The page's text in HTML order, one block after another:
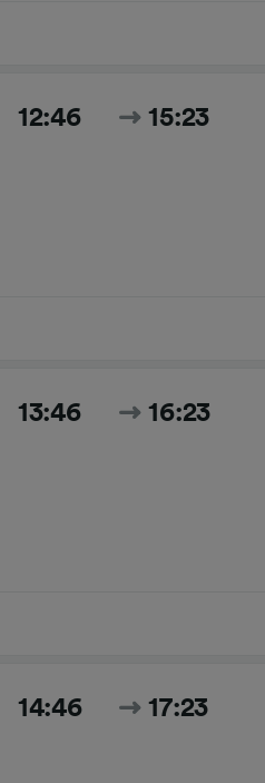
12:46 15:23
13:46 16:23
14:46 17:23